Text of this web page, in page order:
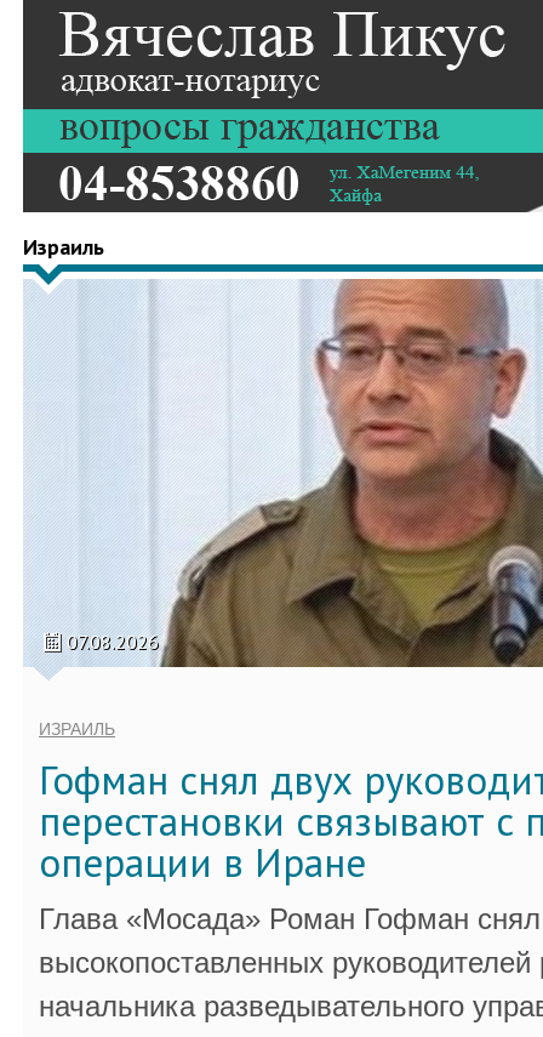
Израиль
07.08.2026
ИЗРАИЛЬ
Гофман снял двух
перестановки связывают с
операции в Иране
Глава «Мосада» Роман Гофман снял
высокопоставленных
начальника разведывательного